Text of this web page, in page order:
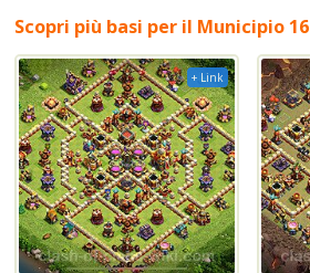
Scopri più basi per il Municipio 16
+ Link